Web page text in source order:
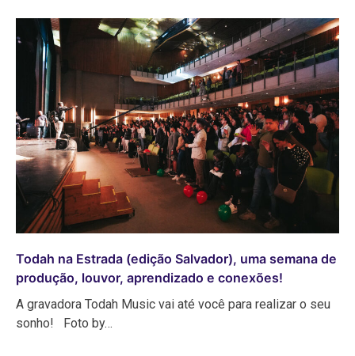
Todah na Estrada (edição Salvador), uma semana de
produção, louvor, aprendizado e conexões!
A gravadora Todah Music vai até você para realizar o seu
sonho! Foto by…